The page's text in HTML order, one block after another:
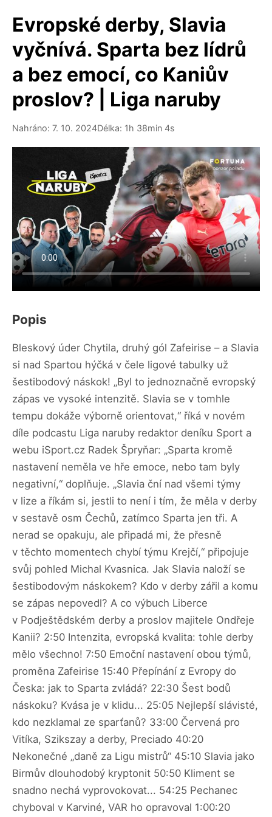
Evropské derby, Slavia
vyčnívá. Sparta bez lídrů
a bez emocí, co Kaniův
proslov? | Liga naruby
Nahráno: 7. 10. 2024Délka: 1h 38min 4s
Popis
Bleskový úder Chytila, druhý gól Zafeirise – a Slavia
si nad Spartou hýčká v čele ligové tabulky už
šestibodový náskok! „Byl to jednoznačně evropský
zápas ve vysoké intenzitě. Slavia se v tomhle
tempu dokáže výborně orientovat,“ říká v novém
díle podcastu Liga naruby redaktor deníku Sport a
webu iSport.cz Radek Špryňar: „Sparta kromě
nastavení neměla ve hře emoce, nebo tam byly
negativní,“ doplňuje. „Slavia ční nad všemi týmy
v lize a říkám si, jestli to není i tím, že měla v derby
v sestavě osm Čechů, zatímco Sparta jen tři. A
nerad se opakuju, ale připadá mi, že přesně
v těchto momentech chybí týmu Krejčí,“ připojuje
svůj pohled Michal Kvasnica. Jak Slavia naloží se
šestibodovým náskokem? Kdo v derby zářil a komu
se zápas nepovedl? A co výbuch Liberce
v Podještědském derby a proslov majitele Ondřeje
Kanii? 2:50 Intenzita, evropská kvalita: tohle derby
mělo všechno! 7:50 Emoční nastavení obou týmů,
proměna Zafeirise 15:40 Přepínání z Evropy do
Česka: jak to Sparta zvládá? 22:30 Šest bodů
náskoku? Kvása je v klidu... 25:05 Nejlepší slávisté,
kdo nezklamal ze sparťanů? 33:00 Červená pro
Vitíka, Szikszay a derby, Preciado 40:20
Nekonečné „daně za Ligu mistrů“ 45:10 Slavia jako
Birmův dlouhodobý kryptonit 50:50 Kliment se
snadno nechá vyprovokovat... 54:25 Pechanec
chyboval v Karviné, VAR ho opravoval 1:00:20